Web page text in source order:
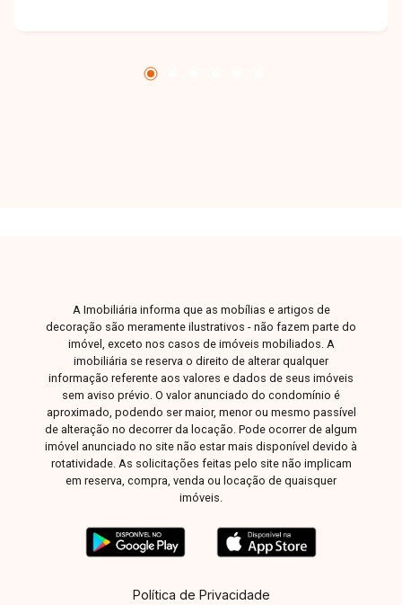
condicionado Split 18.000 BTUs, 03 quartos
reformado.
A Imobiliária informa que as mobílias e artigos de
decoração são meramente ilustrativos - não fazem parte do
imóvel, exceto nos casos de imóveis mobiliados. A
imobiliária se reserva o direito de alterar qualquer
informação referente aos valores e dados de seus imóveis
sem aviso prévio. O valor anunciado do condomínio é
aproximado, podendo ser maior, menor ou mesmo passível
de alteração no decorrer da locação. Pode ocorrer de algum
imóvel anunciado no site não estar mais disponível devido à
rotatividade. As solicitações feitas pelo site não implicam
em reserva, compra, venda ou locação de quaisquer
imóveis.
Política de Privacidade